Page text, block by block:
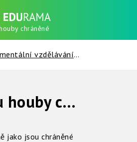
chráněné
REGISTROVAT PŘIHLÁSIT SE
vzdělávání
Jsou houby chráněné ?
jako jsou chráněné